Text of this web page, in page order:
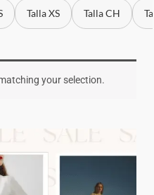
Talla XS Talla CH
your selection.